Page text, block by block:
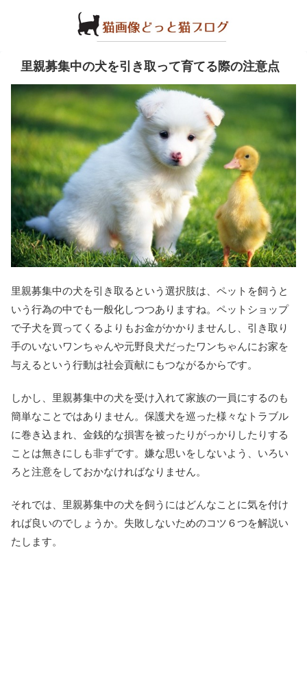
里親募集中の犬を引き取って育てる際の注意点
里親募集中の犬を引き取るという選択肢は、ペットを飼うと
いう行為の中でも一般化しつつありますね。ペットショップ
で子犬を買ってくるよりもお金がかかりませんし、引き取り
手のいないワンちゃんや元野良犬だったワンちゃんにお家を
与えるという行動は社会貢献にもつながるからです。
しかし、里親募集中の犬を受け入れて家族の一員にするのも
簡単なことではありません。保護犬を巡った様々なトラブル
に巻き込まれ、金銭的な損害を被ったりがっかりしたりする
ことは無きにしも非ずです。嫌な思いをしないよう、いろい
ろと注意をしておかなければなりません。
それでは、里親募集中の犬を飼うにはどんなことに気を付け
れば良いのでしょうか。失敗しないためのコツ６つを解説い
たします。